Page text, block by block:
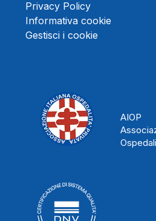
Privacy Policy
Informativa cookie
Gestisci i cookie
AIOP